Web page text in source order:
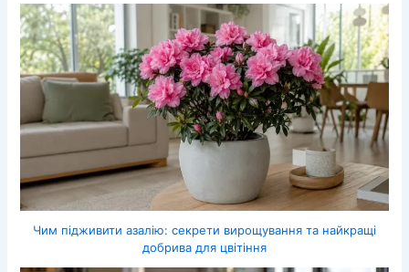
Чим підживити азалію: секрети вирощування та найкращі
добрива для цвітіння